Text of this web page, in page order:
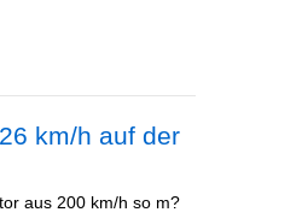
km/h auf der
aus 200 km/h so m?